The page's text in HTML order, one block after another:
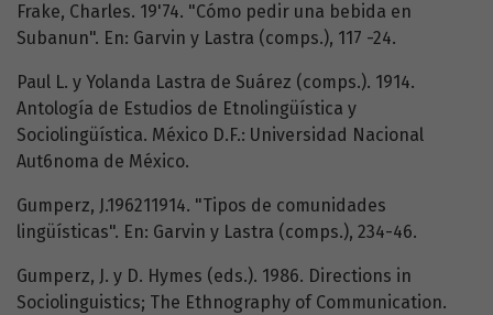
Frake, Charles. 19'74. "Cómo pedir una bebida en
Subanun". En: Garvin y Lastra (comps.), 117 -24.
Paul L. y Yolanda Lastra de Suárez (comps.). 1914.
Antología de Estudios de Etnolingüística y
Sociolingüística. México D.F.: Universidad Nacional
Aut6noma de México.
Gumperz, J.196211914. "Tipos de comunidades
lingüísticas". En: Garvin y Lastra (comps.), 234-46.
Gumperz, J. y D. Hymes (eds.). 1986. Directions in
Sociolinguistics; The Ethnography of Communication.